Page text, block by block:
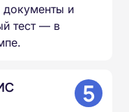
документы и
тест — в
5